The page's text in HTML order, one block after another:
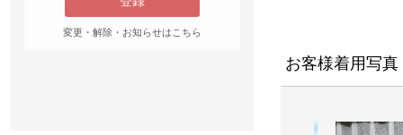
お客様着用写真
変更・解除・お知らせはこちら